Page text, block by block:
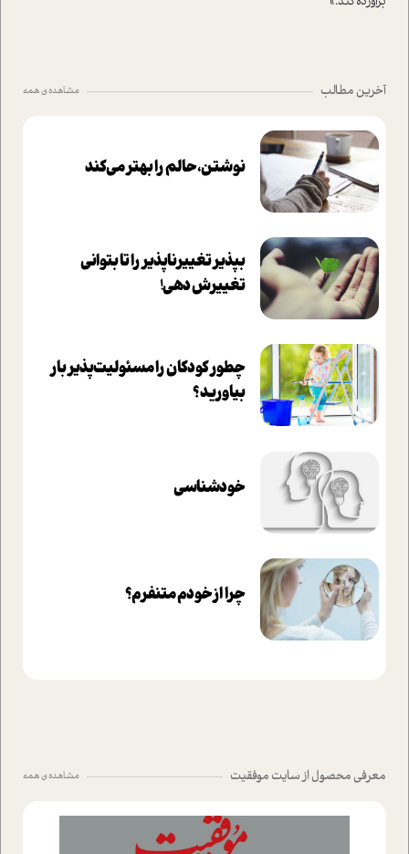
آخرین مطالب مشاهده ی همه
نوشتن، حالم را بهتر می‌کند
بپذير تغييرناپذير را تا بتواني
تغييرش دهي!‏
چطور کودکان را مسئولیت‌پذیر بار
بیاورید؟
خودشناسی
چرا از خودم متنفرم؟
معرفی محصول از سایت موفقیت مشاهده ی همه